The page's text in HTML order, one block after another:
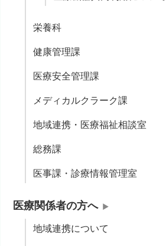
栄養科
健康管理課
医療安全管理課
メディカルクラーク課
地域連携・医療福祉相談室
総務課
医事課・診療情報管理室
医療関係者の方へ
地域連携について